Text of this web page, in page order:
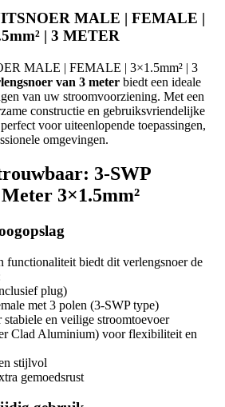
MALE | FEMALE |
| 3 METER
MALE | FEMALE | 3×1.5mm² | 3
van 3 meter biedt een ideale
van uw stroomvoorziening. Met een
constructie en gebruiksvriendelijke
voor uiteenlopende toepassingen,
omgevingen.
3-SWP
3×1.5mm²
biedt dit verlengsnoer de
plug)
met 3 polen (3-SWP type)
en veilige stroomtoevoer
Clad Aluminium) voor flexibiliteit en
stijlvol
gemoedsrust